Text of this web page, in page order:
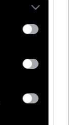
more Google
may click to
tags to
below Google
είναι μια
θυσία και